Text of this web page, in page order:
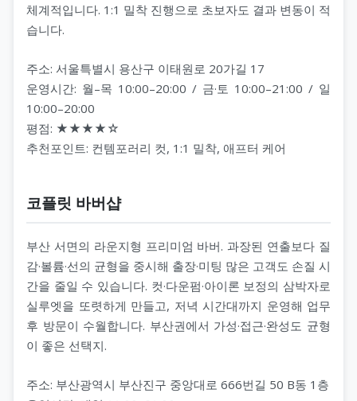
체계적입니다. 1:1 밀착 진행으로 초보자도 결과 변동이 적
습니다.
주소: 서울특별시 용산구 이태원로 20가길 17
운영시간: 월–목 10:00–20:00 / 금·토 10:00–21:00 / 일
10:00–20:00
평점: ★★★★☆
추천포인트: 컨템포러리 컷, 1:1 밀착, 애프터 케어
코플릿 바버샵
부산 서면의 라운지형 프리미엄 바버. 과장된 연출보다 질
감·볼륨·선의 균형을 중시해 출장·미팅 많은 고객도 손질 시
간을 줄일 수 있습니다. 컷·다운펌·아이론 보정의 삼박자로
실루엣을 또렷하게 만들고, 저녁 시간대까지 운영해 업무
후 방문이 수월합니다. 부산권에서 가성·접근·완성도 균형
이 좋은 선택지.
주소: 부산광역시 부산진구 중앙대로 666번길 50 B동 1층